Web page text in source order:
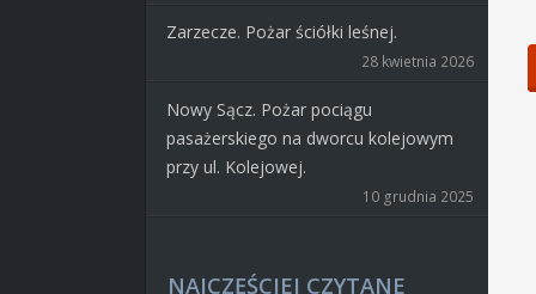
Zarzecze. Pożar ściółki leśnej.
28 kwietnia 2026
Nowy Sącz. Pożar pociągu
pasażerskiego na dworcu kolejowym
przy ul. Kolejowej.
10 grudnia 2025
NAJCZĘŚCIEJ CZYTANE